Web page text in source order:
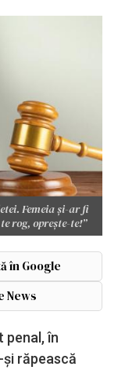
Femeia și-ar fi
rog, oprește-te!”
în Google
News
penal, în
răpească